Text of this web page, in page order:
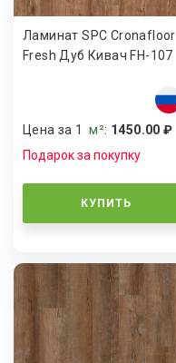
Ламинат SPC Cronafloor
Fresh Дуб Кивач FH-107
Цена за 1м²: 1450.00 ₽
Подарок за покупку
КУПИТЬ